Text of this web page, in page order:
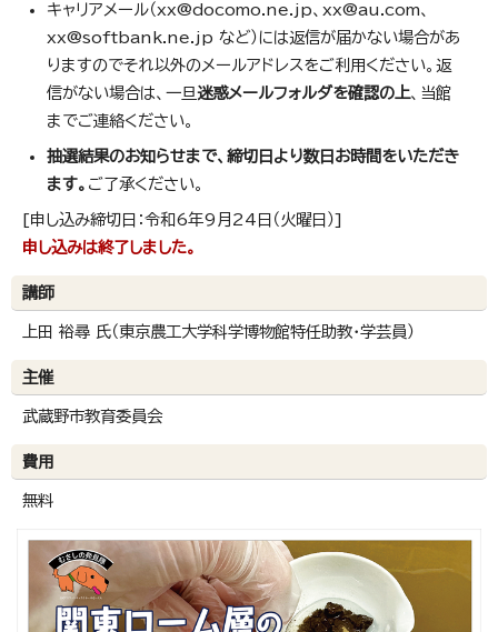
キャリアメール（xx@docomo.ne.jp、xx@au.com、
xx@softbank.ne.jp など）には返信が届かない場合があ
りますのでそれ以外のメールアドレスをご利用ください。返
信がない場合は、一旦迷惑メールフォルダを確認の上、当館
までご連絡ください。
抽選結果のお知らせまで、締切日より数日お時間をいただき
ます。 ご了承ください。
[申し込み締切日：令和6年9月24日（火曜日）]
申し込みは終了しました。
講師
上田 裕尋 氏（東京農工大学科学博物館特任助教・学芸員）
主催
武蔵野市教育委員会
費用
無料